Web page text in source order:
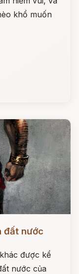
khổ muốn
đất nước
được kể
nước của